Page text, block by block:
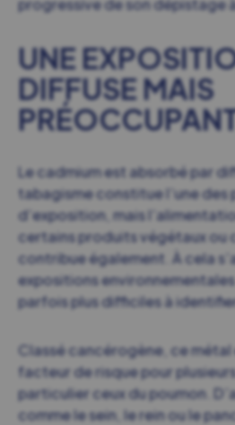
progressive de son dépistage
UNE
DIFFUSE MAIS
Le cadmium est absorbé par
tabagisme constitue l’une des
d’exposition, mais
certains produits végétaux ou
contribue également. À cela
expositions
parfois plus difficiles à
Classé cancérogène, ce
facteur de risque pour
particulier ceux du poumon.
comme le sein, le rein ou le